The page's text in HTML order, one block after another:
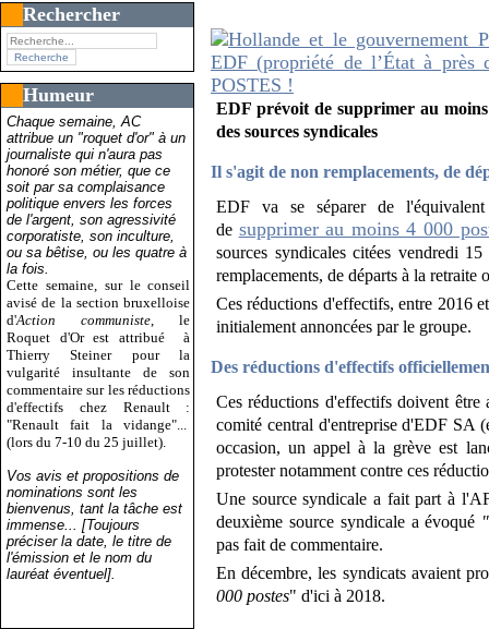
Rechercher
Humeur
Chaque semaine, AC
attribue un "roquet d'or" à un
journaliste qui n'aura pas
honoré son métier, que ce
soit par sa complaisance
politique envers les forces
de l'argent, son agressivité
corporatiste, son inculture,
ou sa bêtise, ou les quatre à
la fois.
Cette semaine, sur le conseil
avisé de la section bruxelloise
d'Action communiste , le
Roquet d'Or est attribué
à
Thierry Steiner pour la
vulgarité insultante de son
commentaire sur les réductions
d'effectifs chez Renault :
"Renault fait la vidange"...
(lors du 7-10 du 25 juillet).
Vos avis et propositions de
nominations sont les
bienvenus, tant la tâche est
immense... [Toujours
préciser la date, le titre de
l'émission et le nom du
lauréat éventuel].
EDF prévoit de supprimer au moins
des sources syndicales
Il s'agit de non remplacements, de
EDF va se séparer de
de supprimer au moins 4 000
sources syndicales citées vendredi
remplacements, de départs à la retraite
Ces réductions d'effectifs, entre 2016
initialement annoncées par le groupe.
Des réductions d'effectifs
Ces réductions d'effectifs doivent
comité central d'entreprise d'EDF SA
occasion, un appel à la grève est
protester notamment contre ces
Une source syndicale a fait part à
deuxième source syndicale a évoqué
pas fait de commentaire.
En décembre, les syndicats avaient
000 postes" d'ici à 2018.